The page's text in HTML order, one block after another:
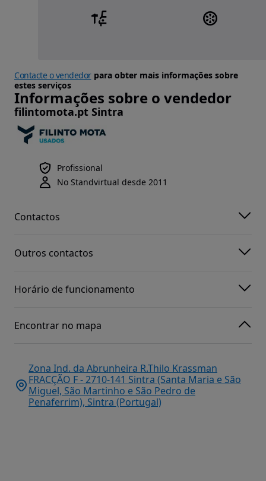
Contacte o vendedorpara obter mais informações sobre
estes serviços
Informações sobre o vendedor
filintomota.pt Sintra
Profissional
No Standvirtual desde 2011
Contactos
Outros contactos
Horário de funcionamento
Encontrar no mapa
Zona Ind. da Abrunheira R.Thilo Krassman
FRACÇÃO F - 2710-141 Sintra (Santa Maria e São
Miguel, São Martinho e São Pedro de
Penaferrim), Sintra (Portugal)